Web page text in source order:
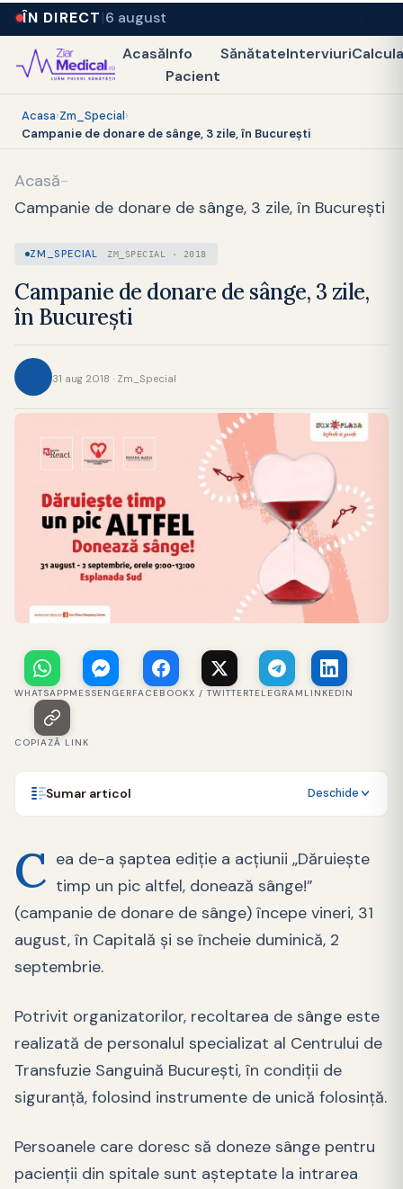
ÎN DIRECT 6 august
AcasăInfo
Pacient
SănătateInterviuri
Acasa›Zm_Special›
Campanie de donare de sânge, 3 zile, în București
Acasă-
Campanie de donare de sânge, 3 zile, în București
ZM_SPECIAL ZM_SPECIAL · 2018
Campanie de donare de sânge, 3 zile,
în București
31 aug 2018 · Zm_Special
WHATSAPPMESSENGERFACEBOOKX / TWITTERTELEGRAM LINKEDIN
COPIAZĂ LINK
Sumar articol Deschide
C ea de-a şaptea ediţie a acțiunii „Dăruieşte
timp un pic altfel, donează sânge!”
(campanie de donare de sânge) începe vineri, 31
august, în Capitală şi se încheie duminică, 2
septembrie.
Potrivit organizatorilor, recoltarea de sânge este
realizată de personalul specializat al Centrului de
Transfuzie Sanguină Bucureşti, în condiţii de
siguranţă, folosind instrumente de unică folosinţă.
Persoanele care doresc să doneze sânge pentru
pacienţii din spitale sunt aşteptate la intrarea